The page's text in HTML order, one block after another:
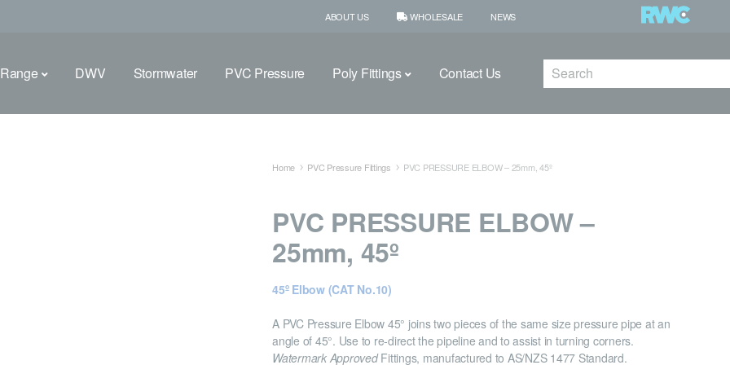
ABOUT US WHOLESALE NEWS
DWV Stormwater PVC Pressure Poly Fittings Contact Us Search
Home PVC Pressure Fittings PVC PRESSURE ELBOW – 25mm, 45º
PVC PRESSURE ELBOW –
25mm, 45º
45º Elbow (CAT No.10)
A PVC Pressure Elbow 45° joins two pieces of the same size pressure pipe at an
angle of 45°. Use to re-direct the pipeline and to assist in turning corners.
Watermark ApprovedFittings, manufactured to AS/NZS 1477 Standard.